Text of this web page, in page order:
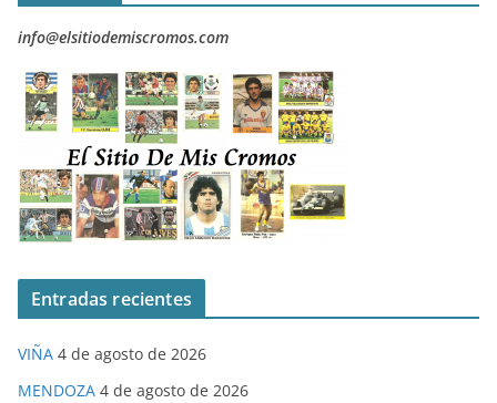
info@elsitiodemiscromos.com
Entradas recientes
VIÑA 4 de agosto de 2026
MENDOZA 4 de agosto de 2026